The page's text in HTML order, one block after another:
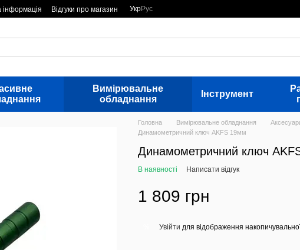
інформація Відгуки про магазин УкрРус
Вимірювальне
обладнання
Інструмент
Головна Вимірювальне обладнання
Динамометричний ключ AKFS 19мм
Динамометричний ключ
В наявності Написати відгук
1 809 грн
Увійти для відображення